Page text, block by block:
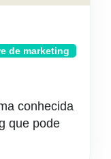
de marketing
conhecida
que pode